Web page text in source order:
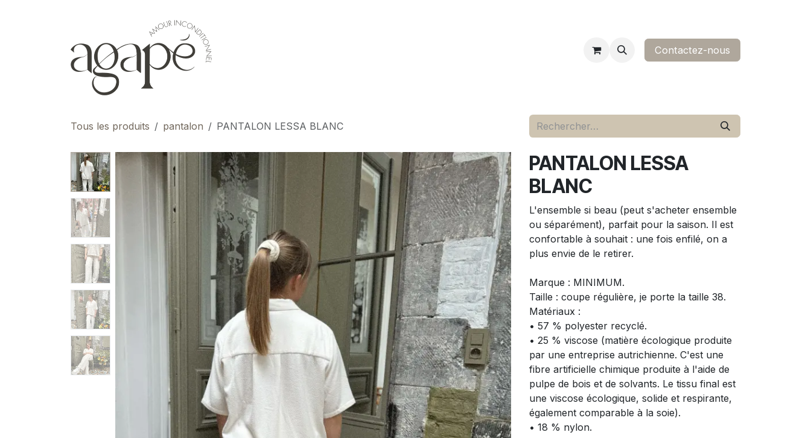
contact Contactez-nous​
Tous les produits pantalon PANTALON LESSA BLANC
PANTALON LESSA
BLANC
L'ensemble si beau (peut s'acheter ensemble
ou séparément), parfait pour la saison. Il est
confortable à souhait : une fois enfilé, on a
plus envie de le retirer.
Marque : MINIMUM.
Taille : coupe régulière, je porte la taille 38.
Matériaux :
• 57 % polyester recyclé.
• 25 % viscose (matière écologique produite
par une entreprise autrichienne. C'est une
fibre artificielle chimique produite à l'aide de
pulpe de bois et de solvants. Le tissu final est
une viscose écologique, solide et respirante,
également comparable à la soie).
• 18 % nylon.